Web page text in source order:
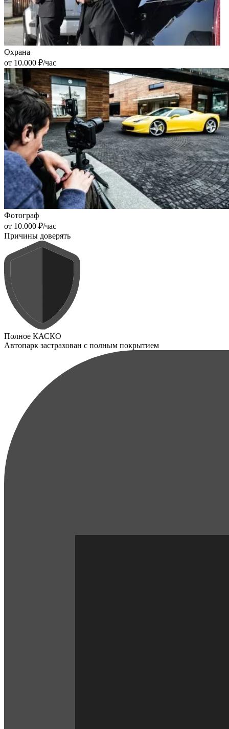
Охрана
от 10.000 ₽/час
Фотограф
от 10.000 ₽/час
Причины доверять
Полное КАСКО
Автопарк застрахован с полным покрытием